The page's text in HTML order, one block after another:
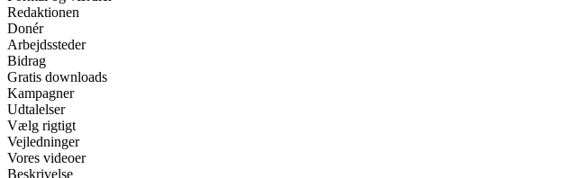
Redaktionen
Donér
Arbejdssteder
Bidrag
Gratis downloads
Kampagner
Udtalelser
Vælg rigtigt
Vejledninger
Vores videoer
Beskrivelse